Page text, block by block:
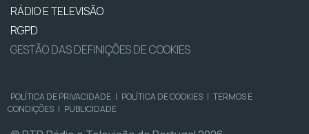
RÁDIO E TELEVISÃO
RGPD
GESTÃO DAS DEFINIÇÕES DE COOKIES
POLÍTICA DE PRIVACIDADE | POLÍTICA DE COOKIES | TERMOS E
CONDIÇÕES | PUBLICIDADE